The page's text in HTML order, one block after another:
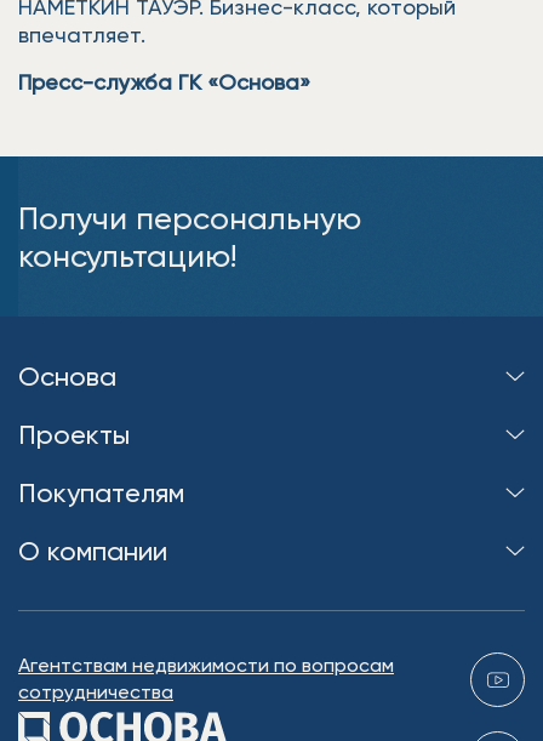
НАМЕТКИН ТАУЭР. Бизнес-класс, который
впечатляет.
Пресс-служба ГК «Основа»
Получи персональную
консультацию!
Основа
Проекты
Покупателям
О компании
Агентствам недвижимости по вопросам
сотрудничества